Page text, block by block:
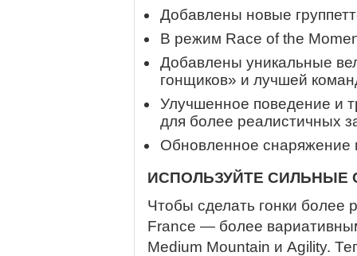
Добавлены новые
В режим Race of the
Добавлены уникальные
гонщиков» и лучшей
Улучшенное поведение и
для более реалистичных
Обновленное
ИСПОЛЬЗУЙТЕ
Чтобы сделать гонки более
France — более
Medium Mountain и Agility.